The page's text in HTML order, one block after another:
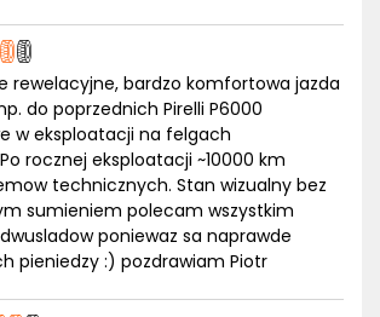
rewelacyjne, bardzo komfortowa jazda
do poprzednich Pirelli P6000
w eksploatacji na felgach
rocznej eksploatacji ~10000 km
technicznych. Stan wizualny bez
sumieniem polecam wszystkim
poniewaz sa naprawde
pieniedzy :) pozdrawiam Piotr